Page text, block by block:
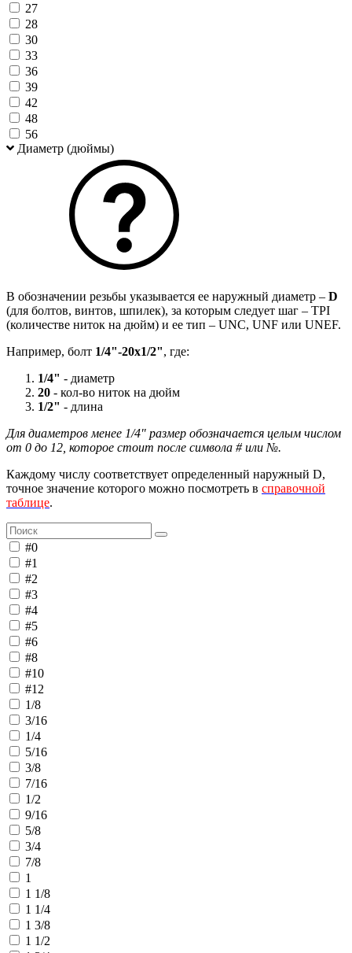
27
28
30
33
36
39
42
48
56
Диаметр (дюймы)
В обозначении резьбы указывается ее наружный диаметр – D
(для болтов, винтов, шпилек), за которым следует шаг – TPI
(количестве ниток на дюйм) и ее тип – UNC, UNF или UNEF.
Например, болт 1/4"-20х1/2", где:
1/4" - диаметр
20 - кол-во ниток на дюйм
1/2" - длина
Для диаметров менее 1/4" размер обозначается целым числом
от 0 до 12, которое стоит после символа # или №.
Каждому числу соответствует определенный наружный D,
точное значение которого можно посмотреть в справочной
таблице.
#0
#1
#2
#3
#4
#5
#6
#8
#10
#12
1/8
3/16
1/4
5/16
3/8
7/16
1/2
9/16
5/8
3/4
7/8
1
1 1/8
1 1/4
1 3/8
1 1/2